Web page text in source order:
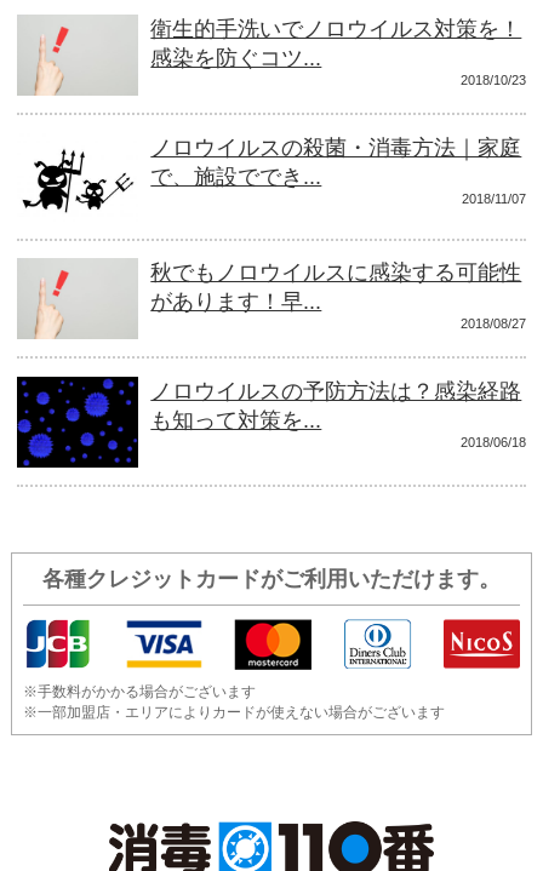
衛生的手洗いでノロウイルス対策を！
感染を防ぐコツ...
2018/10/23
ノロウイルスの殺菌・消毒方法｜家庭
で、施設ででき...
2018/11/07
秋でもノロウイルスに感染する可能性
があります！早...
2018/08/27
ノロウイルスの予防方法は？感染経路
も知って対策を...
2018/06/18
各種クレジットカードがご利用いただけます。
※手数料がかかる場合がございます
※一部加盟店・エリアによりカードが使えない場合がございます